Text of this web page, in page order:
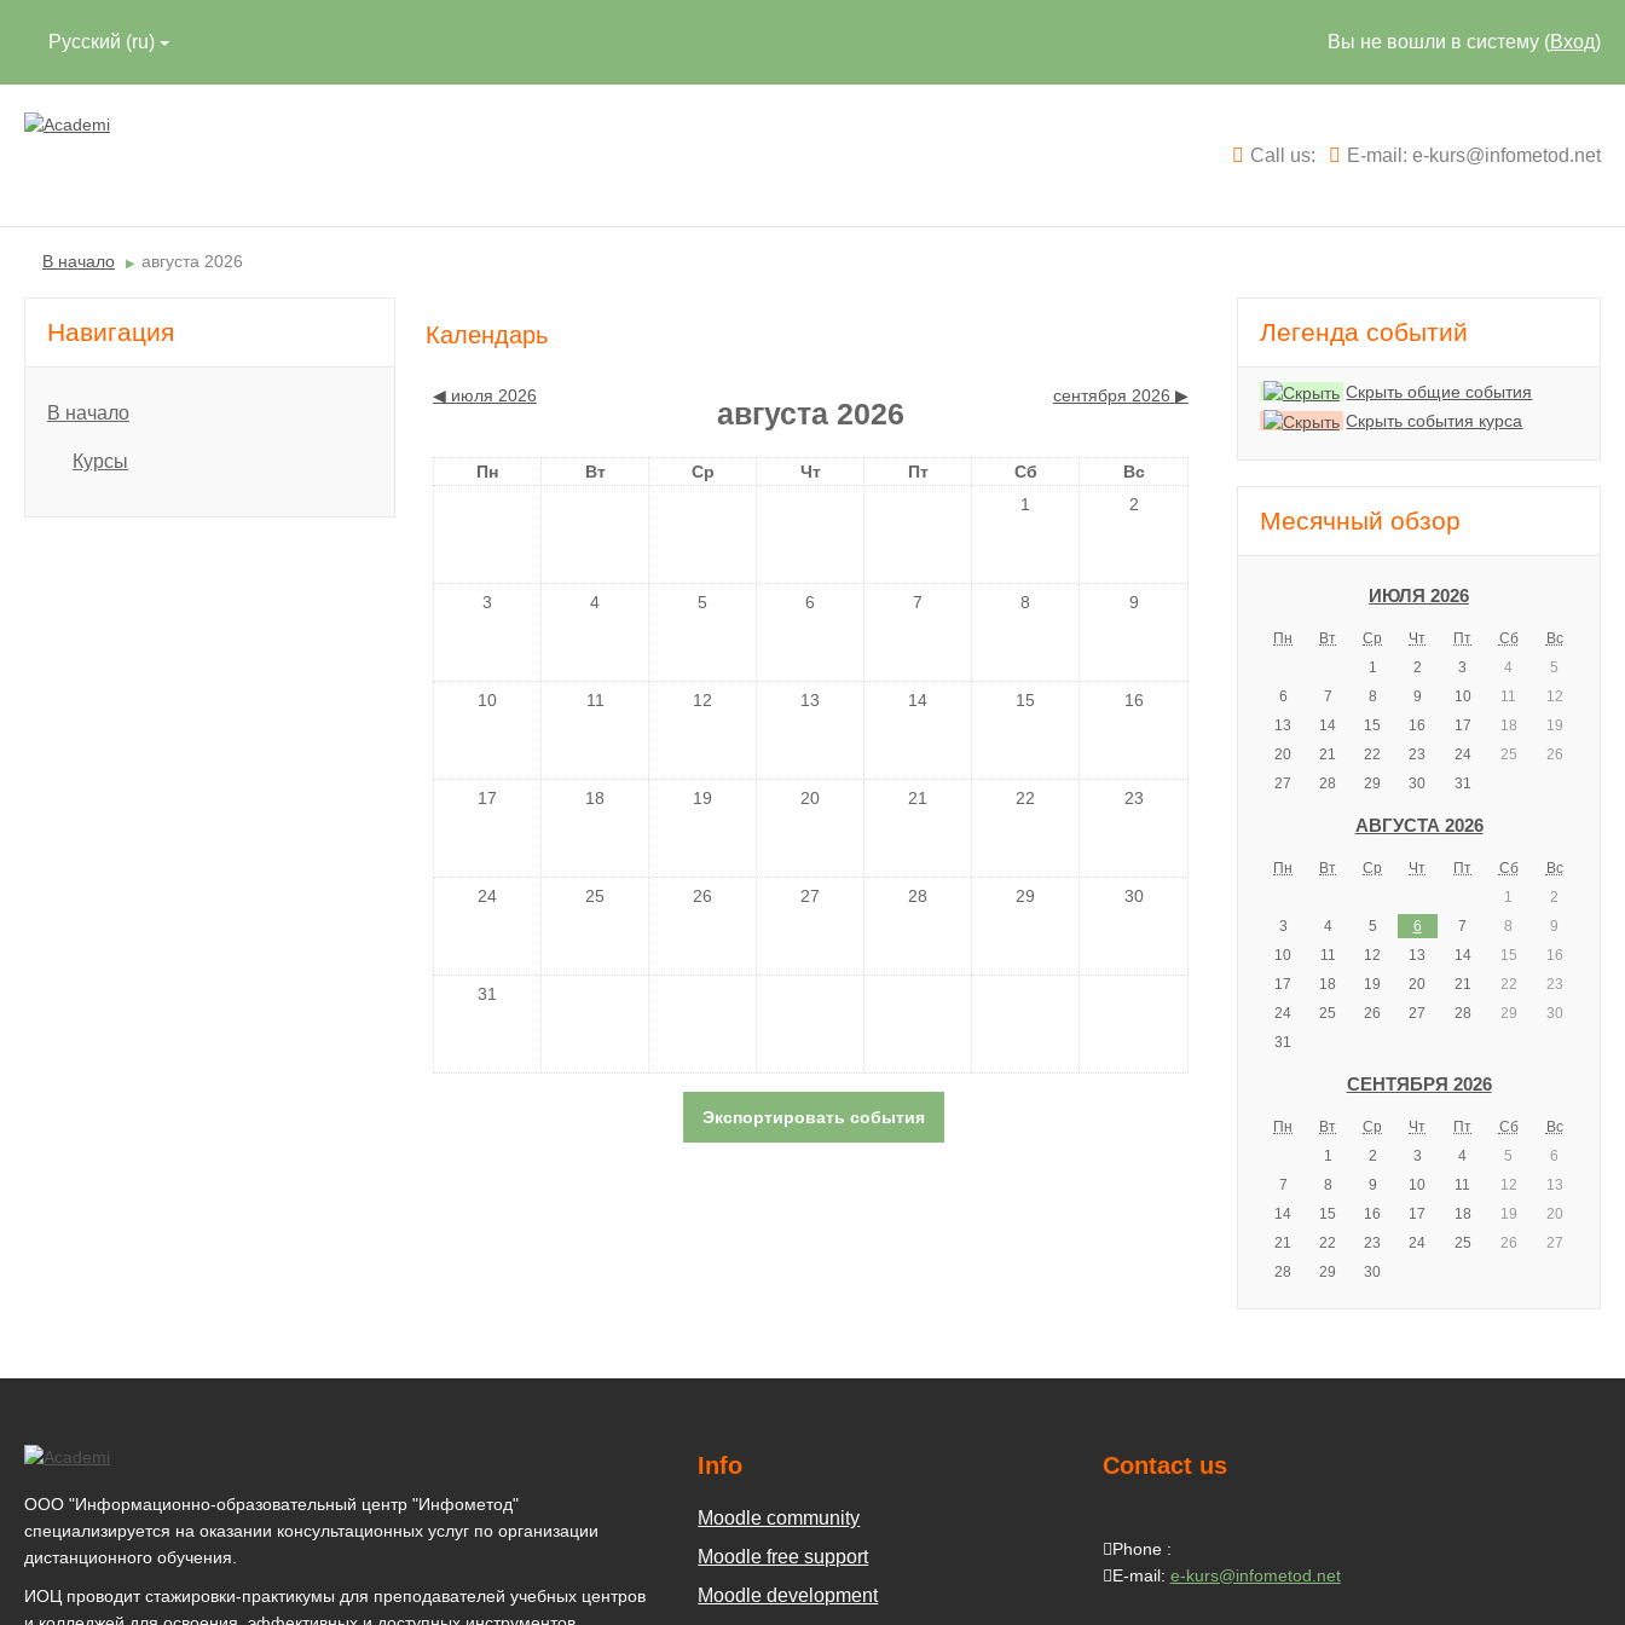
Вы не вошли в систему (Вход)
Русский ‎(ru)‎
Call us: E-mail: e-kurs@infometod.net
В начало ▶︎ августа 2026
Календарь
◀︎ июля 2026
августа 2026
сентября 2026 ▶︎
Пн Вт Ср Чт Пт Сб
Вс
1
2
3 4 5 6 7 8 9
10 11 12 13 14 15 16
17 18 19 20 21 22 23
24 25 26 27 28 29 30
31
Навигация
В начало
Курсы
Легенда событий
Скрыть общие события
Скрыть события курса
Месячный обзор
ИЮЛЯ 2026
Пн Вт Ср Чт Пт Сб
Вс
1
2 3 4
5
6
7 8 9 10 11
12
13
14 15 16 17 18
19
20
21 22 23 24 25
26
27
28 29 30 31
АВГУСТА 2026
Пн Вт Ср Чт Пт Сб
Вс
1
2
3
4 5 6 7 8
9
10
11 12 13 14 15
16
17
18 19 20 21 22
23
24
25 26 27 28 29
30
31
СЕНТЯБРЯ 2026
Пн Вт Ср Чт Пт Сб
Вс
1
2 3 4 5
6
7
8 9 10 11 12
13
14
15 16 17 18 19
20
21
22 23 24 25 26
27
28
29 30
ООО "Информационно-образовательный центр "Инфометод"
специализируется на оказании консультационных услуг по организации
дистанционного обучения.
ИОЦ проводит стажировки-практикумы для преподавателей учебных центров
Info
Moodle community
Moodle free support
Moodle development
Contact us
Phone :
E-mail: e-kurs@infometod.net